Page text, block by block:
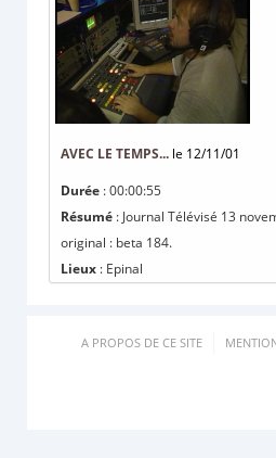
AVEC LE TEMPS... le 12/11/01
Durée : 00:00:55
Résumé : Journal Télévisé 13
original : beta 184.
Lieux : Epinal
A PROPOS DE CE SITE